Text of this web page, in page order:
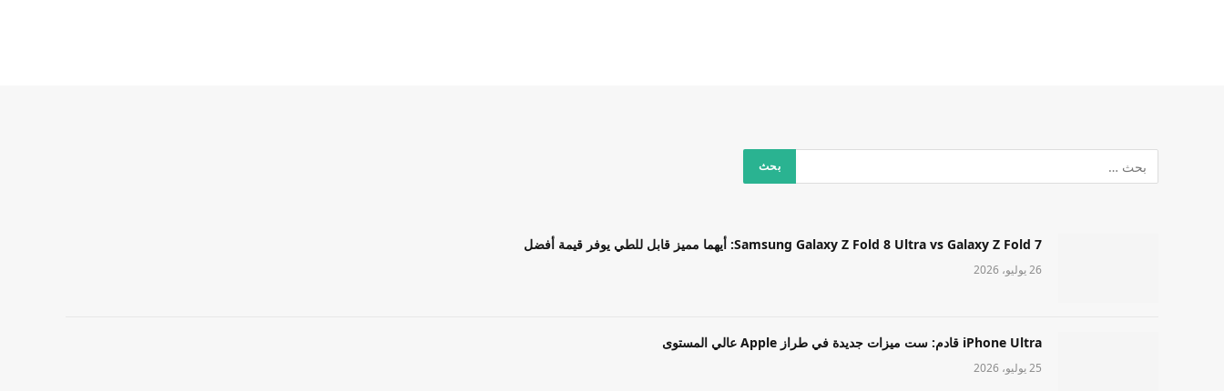
Samsung Galaxy Z Fold 8 Ultra vs Galaxy Z Fold 7: أيهما مميز قابل للطي يوفر قيمة أفضل
26 يوليو، 2026
iPhone Ultra قادم: ست ميزات جديدة في طراز Apple عالي المستوى
25 يوليو، 2026